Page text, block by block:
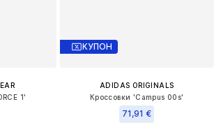
1'
КУПОН
ADIDAS ORIGINALS
Кроссовки 'Campus 00s'
71,91 €